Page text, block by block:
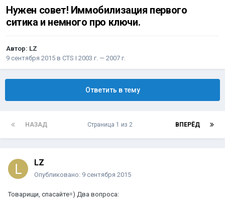
Нужен совет! Иммобилизация первого
ситика и немного про ключи.
Автор: LZ
9 сентября 2015 в CTS I 2003 г. — 2007 г.
Ответить в тему
НАЗАД ВПЕРЁД
Страница 1 из 2
LZ
Опубликовано: 9 сентября 2015
Товарищи, спасайте=) Два вопроса: